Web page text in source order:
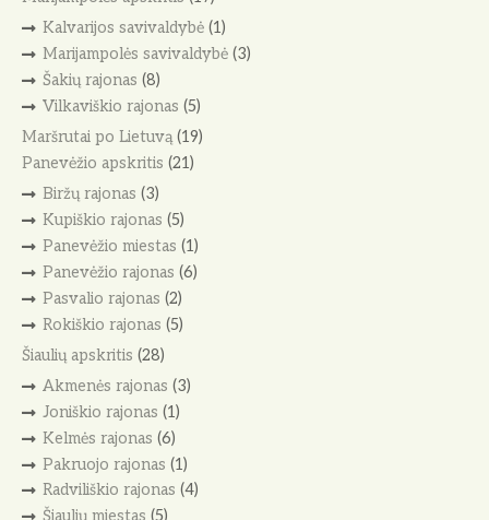
Kalvarijos savivaldybė(1)
Marijampolės savivaldybė(3)
Šakių rajonas (8)
Vilkaviškio rajonas (5)
Maršrutai po Lietuvą(19)
Panevėžio apskritis (21)
Biržų rajonas (3)
Kupiškio rajonas (5)
Panevėžio miestas (1)
Panevėžio rajonas (6)
Pasvalio rajonas (2)
Rokiškio rajonas (5)
Šiaulių apskritis (28)
Akmenės rajonas (3)
Joniškio rajonas (1)
Kelmės rajonas (6)
Pakruojo rajonas (1)
Radviliškio rajonas (4)